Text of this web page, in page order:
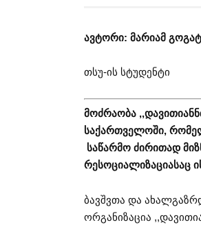
ავტორი: მარიამ
თსუ-ის სტუდენტი
მოძრაობა ,,
საქართველოში,
საწარმო ძირითად
რესოციალიზაციასაც
ბავშვთა და
ორგანიზაცია